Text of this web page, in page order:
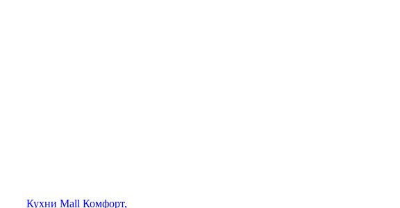
Кухни Mall Комфорт,